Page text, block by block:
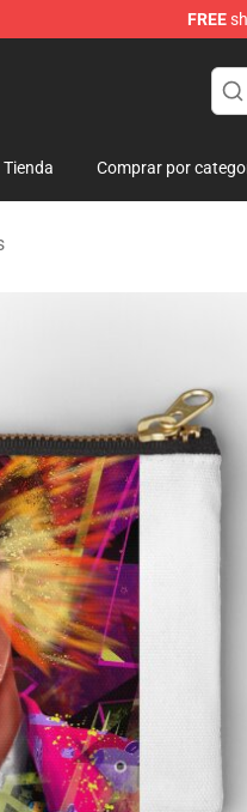
FREE
Tienda Comprar por